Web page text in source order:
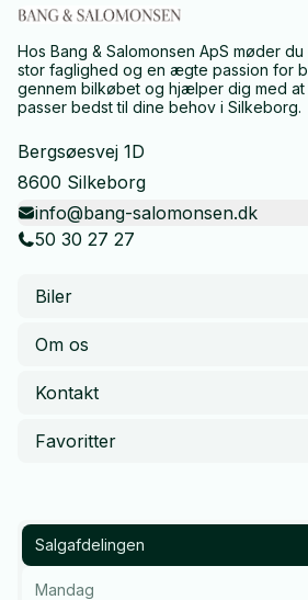
Hos Bang & Salomonsen ApS møder
stor faglighed og en ægte passion for
gennem bilkøbet og hjælper dig med
passer bedst til dine behov i Silkeborg.
Bergsøesvej 1D
8600 Silkeborg
info@bang-salomonsen.dk
50 30 27 27
Biler
Om os
Kontakt
Favoritter
Salgafdelingen
Mandag